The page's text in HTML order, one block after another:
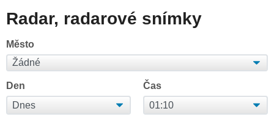
Radar, radarové snímky
Město
Den Čas